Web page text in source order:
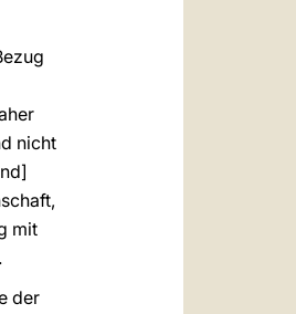
nicht
mit
der